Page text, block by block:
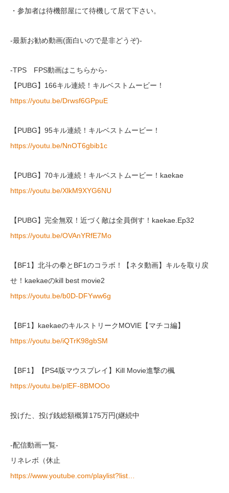
・参加者は待機部屋にて待機して居て下さい。
-最新お勧め動画(面白いので是非どうぞ)-
-TPS FPS動画はこちらから-
【PUBG】166キル連続！キルベストムービー！
https://youtu.be/Drwsf6GPpuE
【PUBG】95キル連続！キルベストムービー！
https://youtu.be/NnOT6gbib1c
【PUBG】70キル連続！キルベストムービー！kaekae
https://youtu.be/XlkM9XYG6NU
【PUBG】完全無双！近づく敵は全員倒す！kaekae.Ep32
https://youtu.be/OVAnYRfE7Mo
【BF1】北斗の拳とBF1のコラボ！【ネタ動画】キルを取り戻
せ！kaekaeのkill best movie2
https://youtu.be/b0D-DFYww6g
【BF1】kaekaeのキルストリークMOVIE【マチコ編】
https://youtu.be/iQTrK98gbSM
【BF1】【PS4版マウスプレイ】Kill Movie進撃の楓
https://youtu.be/plEF-8BMOOo
投げた、投げ銭総額概算175万円(継続中
-配信動画一覧-
リネレボ（休止
https://www.youtube.com/playlist?list…